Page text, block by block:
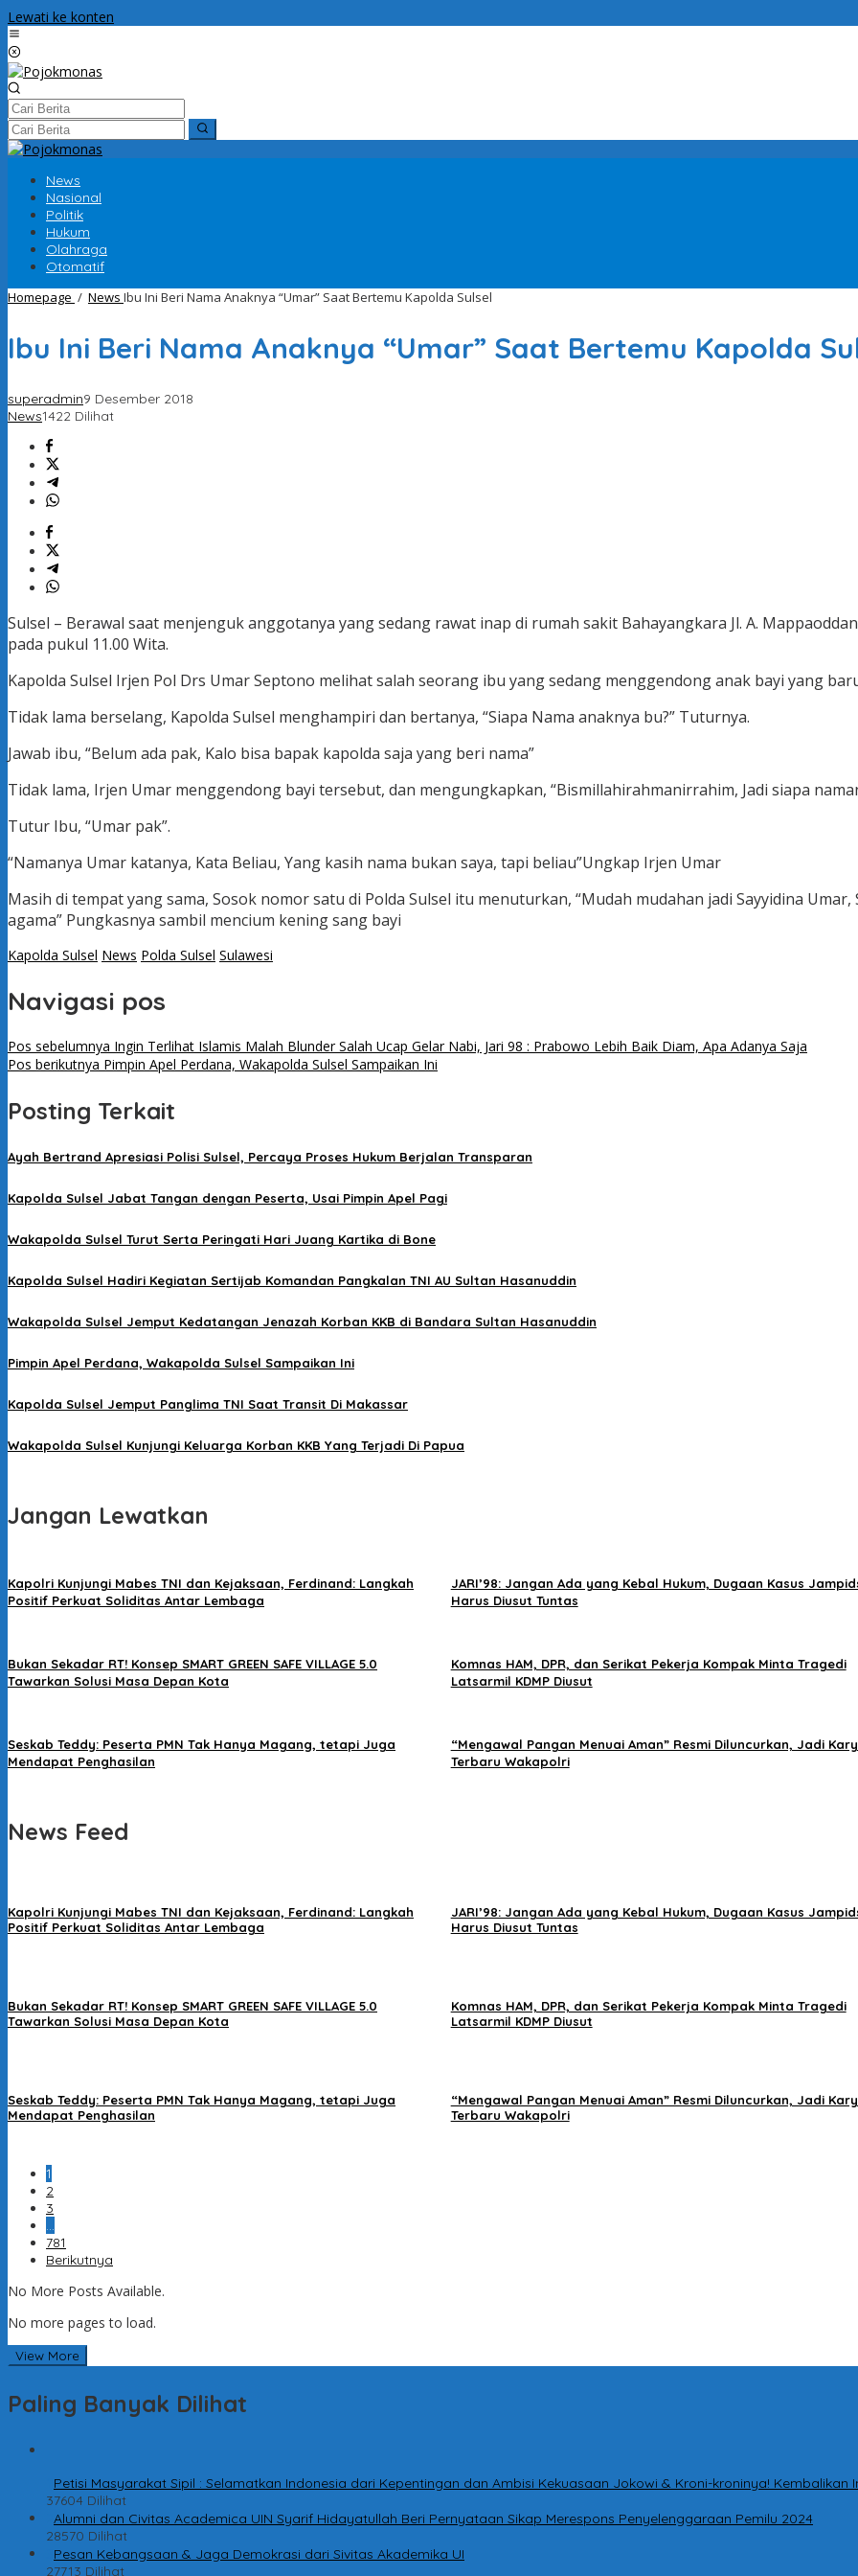
Lewati ke konten
News
Nasional
Politik
Hukum
Olahraga
Otomatif
Homepage / News Ibu Ini Beri Nama Anaknya “Umar” Saat Bertemu Kapolda Sulsel
Ibu Ini Beri Nama Anaknya “Umar” Saat Bertemu Kapolda
superadmin9 Desember 2018
News1422 Dilihat
Sulsel – Berawal saat menjenguk anggotanya yang sedang rawat inap di rumah sakit Bahayangkara Jl. A.
pada pukul 11.00 Wita.
Kapolda Sulsel Irjen Pol Drs Umar Septono melihat salah seorang ibu yang sedang menggendong anak bayi yang
Tidak lama berselang, Kapolda Sulsel menghampiri dan bertanya, “Siapa Nama anaknya bu?” Tuturnya.
Jawab ibu, “Belum ada pak, Kalo bisa bapak kapolda saja yang beri nama”
Tidak lama, Irjen Umar menggendong bayi tersebut, dan mengungkapkan, “Bismillahirahmanirrahim, Jadi siapa
Tutur Ibu, “Umar pak”.
“Namanya Umar katanya, Kata Beliau, Yang kasih nama bukan saya, tapi beliau”Ungkap Irjen Umar
Masih di tempat yang sama, Sosok nomor satu di Polda Sulsel itu menuturkan, “Mudah mudahan jadi Sayyidina
agama” Pungkasnya sambil mencium kening sang bayi
Kapolda Sulsel News Polda Sulsel Sulawesi
Navigasi pos
Pos sebelumnya Ingin Terlihat Islamis Malah Blunder Salah Ucap Gelar Nabi, Jari 98 : Prabowo Lebih Baik Diam, Apa Adanya Saja
Pos berikutnya Pimpin Apel Perdana, Wakapolda Sulsel Sampaikan Ini
Posting Terkait
Ayah Bertrand Apresiasi Polisi Sulsel, Percaya Proses Hukum Berjalan Transparan
Kapolda Sulsel Jabat Tangan dengan Peserta, Usai Pimpin Apel Pagi
Wakapolda Sulsel Turut Serta Peringati Hari Juang Kartika di Bone
Kapolda Sulsel Hadiri Kegiatan Sertijab Komandan Pangkalan TNI AU Sultan Hasanuddin
Wakapolda Sulsel Jemput Kedatangan Jenazah Korban KKB di Bandara Sultan Hasanuddin
Pimpin Apel Perdana, Wakapolda Sulsel Sampaikan Ini
Kapolda Sulsel Jemput Panglima TNI Saat Transit Di Makassar
Wakapolda Sulsel Kunjungi Keluarga Korban KKB Yang Terjadi Di Papua
Jangan Lewatkan
Kapolri Kunjungi Mabes TNI dan Kejaksaan, Ferdinand: Langkah
Positif Perkuat Soliditas Antar Lembaga
JARI’98: Jangan Ada yang Kebal Hukum, Dugaan Kasus
Harus Diusut Tuntas
Bukan Sekadar RT! Konsep SMART GREEN SAFE VILLAGE 5.0
Tawarkan Solusi Masa Depan Kota
Komnas HAM, DPR, dan Serikat Pekerja Kompak Minta Tragedi
Latsarmil KDMP Diusut
Seskab Teddy: Peserta PMN Tak Hanya Magang, tetapi Juga
Mendapat Penghasilan
“Mengawal Pangan Menuai Aman” Resmi Diluncurkan, Jadi
Terbaru Wakapolri
News Feed
Kapolri Kunjungi Mabes TNI dan Kejaksaan, Ferdinand: Langkah
Positif Perkuat Soliditas Antar Lembaga
JARI’98: Jangan Ada yang Kebal Hukum, Dugaan Kasus
Harus Diusut Tuntas
Bukan Sekadar RT! Konsep SMART GREEN SAFE VILLAGE 5.0
Tawarkan Solusi Masa Depan Kota
Komnas HAM, DPR, dan Serikat Pekerja Kompak Minta Tragedi
Latsarmil KDMP Diusut
Seskab Teddy: Peserta PMN Tak Hanya Magang, tetapi Juga
Mendapat Penghasilan
“Mengawal Pangan Menuai Aman” Resmi Diluncurkan, Jadi
Terbaru Wakapolri
1
2
3
…
781
Berikutnya
No More Posts Available.
No more pages to load.
View More
Paling Banyak Dilihat
Petisi Masyarakat Sipil : Selamatkan Indonesia dari Kepentingan dan Ambisi Kekuasaan Jokowi & Kroni-kroninya! Kembalikan
37604 Dilihat
Alumni dan Civitas Academica UIN Syarif Hidayatullah Beri Pernyataan Sikap Merespons Penyelenggaraan Pemilu 2024
28570 Dilihat
Pesan Kebangsaan & Jaga Demokrasi dari Sivitas Akademika UI
27713 Dilihat